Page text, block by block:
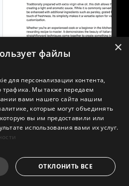
НЕСКОЛЬКИХ
несколько
логотипов на
сканирует их
снижает яркость,
проблемы с
×
файлы
для персонализации контента,
Мы также передаем
вами нашего сайта нашим
которые могут объединять
вы им предоставили или
использования вами их услуг.
ОТКЛОНИТЬ ВСЕ